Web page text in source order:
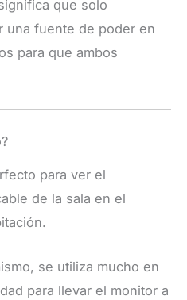
que solo
una fuente de poder en
para que ambos
para ver el
de la sala en el
se utiliza mucho en
para llevar el monitor a